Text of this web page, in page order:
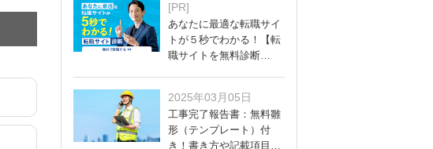
[PR]
あなたに最適な転職サイ
トが５秒でわかる！【転
職サイトを無料診断…
2025年03月05日
工事完了報告書：無料雛
形（テンプレート）付
き！書き方や記載項目…